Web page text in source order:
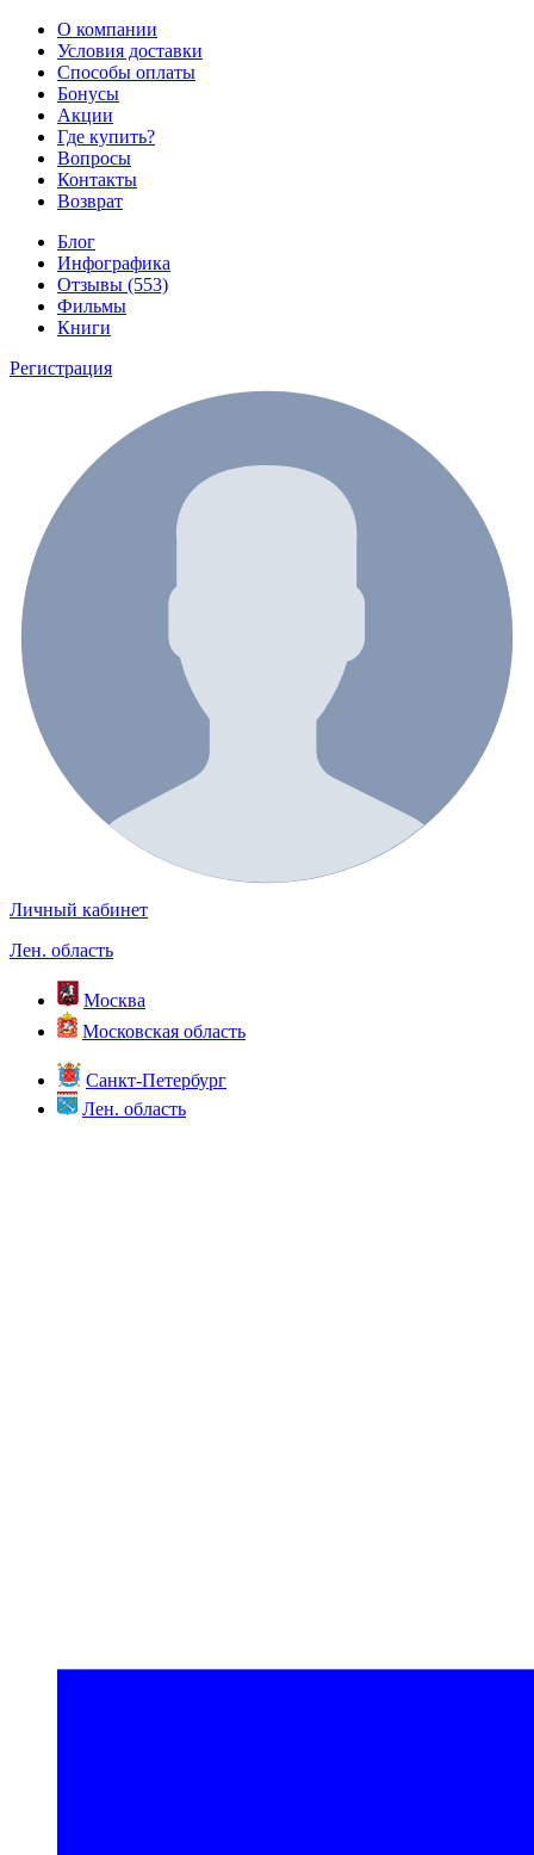
О компании
Условия доставки
Способы оплаты
Бонусы
Акции
Где купить?
Вопросы
Контакты
Возврат
Блог
Инфографика
Отзывы (553)
Фильмы
Книги
Регистрация
Личный кабинет
Лен. область
Москва
Московская область
Санкт-Петербург
Лен. область